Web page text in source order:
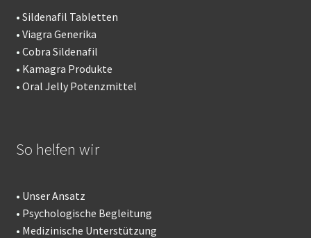
• Sildenafil Tabletten
• Viagra Generika
• Cobra Sildenafil
• Kamagra Produkte
• Oral Jelly Potenzmittel
So helfen wir
• Unser Ansatz
• Psychologische Begleitung
• Medizinische Unterstützung